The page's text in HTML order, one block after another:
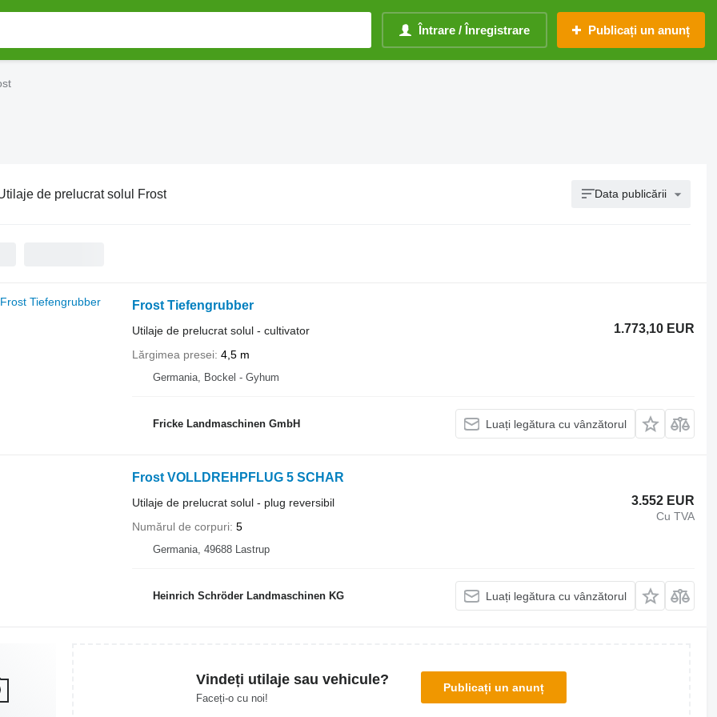
Întrare / Înregistrare Publicați un anunț
de prelucrat solul Frost Data publicării
Frost Tiefengrubber
1.773,10 EUR
Utilaje de prelucrat solul - cultivator
Lărgimea presei 4,5 m
Germania, Bockel - Gyhum
Fricke Landmaschinen GmbH Luați legătura cu vânzătorul
Frost VOLLDREHPFLUG 5 SCHAR
3.552 EUR
Cu TVA
Utilaje de prelucrat solul - plug reversibil
Numărul de corpuri 5
Germania, 49688 Lastrup
Heinrich Schröder Landmaschinen KG Luați legătura cu vânzătorul
Vindeți utilaje sau vehicule?
Faceți-o cu noi!
Publicați un anunț